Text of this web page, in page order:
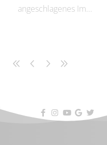
angeschlagenes Im...